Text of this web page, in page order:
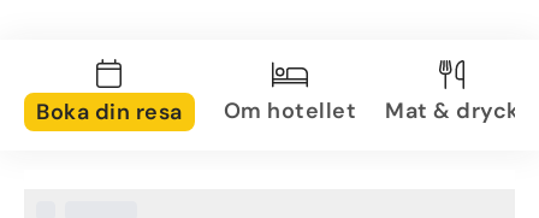
Boka din resa Om hotellet Mat & dryck